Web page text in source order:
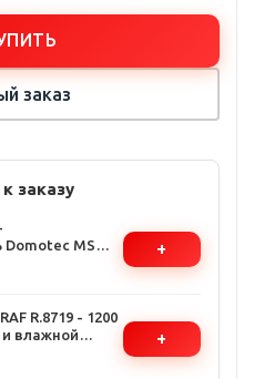
заказ
заказу
MS
для ковров и
+
R.8719 - 1200
и влажной
разделения
+